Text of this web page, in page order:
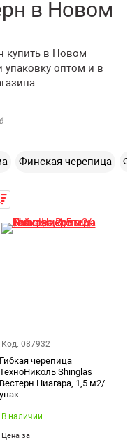
в Новом
купить в Новом
упаковку оптом и в
или самовывоз
интернет-магазина
черепицы Шинглас
характеристики
описания. Если вам
или напишите
заказ.
Финская черепица
Код: 087932
Гибкая черепица
ТехноНиколь Shinglas
Вестерн Ниагара, 1,5 м2/
упак
В наличии
Цена за